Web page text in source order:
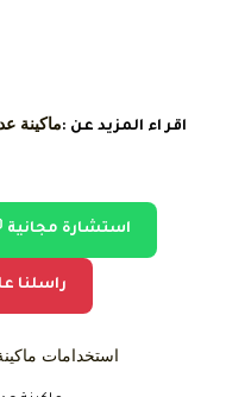
اقر اء المزيد عن :ماكينة
💬 استشارة مجانية
✉️ راسلنا
استخدامات